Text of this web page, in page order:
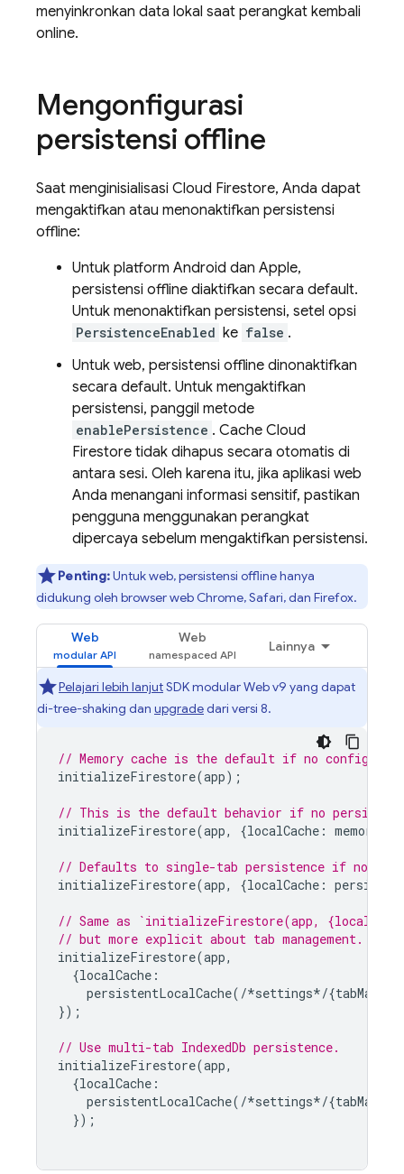
menyinkronkan data lokal saat perangkat kembali
online.
Mengonfigurasi
persistensi offline
Saat menginisialisasi Cloud Firestore, Anda dapat
mengaktifkan atau menonaktifkan persistensi
offline:
Untuk platform Android dan Apple,
persistensi offline diaktifkan secara default.
Untuk menonaktifkan persistensi, setel opsi
PersistenceEnabled ke false .
Untuk web, persistensi offline dinonaktifkan
secara default. Untuk mengaktifkan
persistensi, panggil metode
enablePersistence . Cache Cloud
Firestore tidak dihapus secara otomatis di
antara sesi. Oleh karena itu, jika aplikasi web
Anda menangani informasi sensitif, pastikan
pengguna menggunakan perangkat
dipercaya sebelum mengaktifkan persistensi.
Penting:Untuk web, persistensi offline hanya
didukung oleh browser web Chrome, Safari, dan Firefox.
Web Web
Lainnya
Pelajari lebih lanjutSDK modular Web v9 yang dapat
di-tree-shaking dan upgradedari versi 8.
// Memory cache is the default if no config is
initializeFirestore(app);
// This is the default behavior if no
initializeFirestore(app, {localCache :
// Defaults to single-tab persistence if no tab
initializeFirestore(app, {localCache :
// Same as `initializeFirestore(app,
// but more explicit about tab management.
initializeFirestore(app,
{localCache :
persistentLocalCache( /*settings*/{
});
// Use multi-tab IndexedDb persistence.
initializeFirestore(app,
{localCache :
persistentLocalCache( /*settings*/{
});